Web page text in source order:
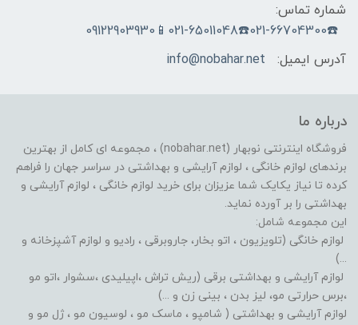
شماره تماس:
☎️021-66704300☎️021-65011048📱09122903930
آدرس ایمیل:
info@nobahar.net
درباره ما
فروشگاه اینترنتی نوبهار (nobahar.net) ، مجموعه ای کامل از بهترین
برندهای لوازم خانگی ، لوازم آرایشی و بهداشتی در سراسر جهان را فراهم
کرده تا نیاز یکایک شما عزیزان برای خرید لوازم خانگی ، لوازم آرایشی و
بهداشتی را بر آورده نماید.
این مجموعه شامل:
لوازم خانگی (تلویزیون ، اتو بخار، جاروبرقی ، رادیو و لوازم آشپزخانه و
...)
لوازم آرایشی و بهداشتی برقی (ریش تراش ،اپیلیدی ،سشوار ،اتو مو
،برس حرارتی مو، لیز بدن ، بینی زن و ...)
لوازم آرایشی و بهداشتی ( شامپو ، ماسک مو ، لوسیون مو ، ژل مو و